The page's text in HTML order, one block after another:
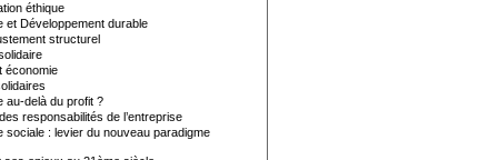
éthique
et Développement durable
structurel
économie
au-delà du profit ?
responsabilités de l’entreprise
sociale : levier du nouveau paradigme